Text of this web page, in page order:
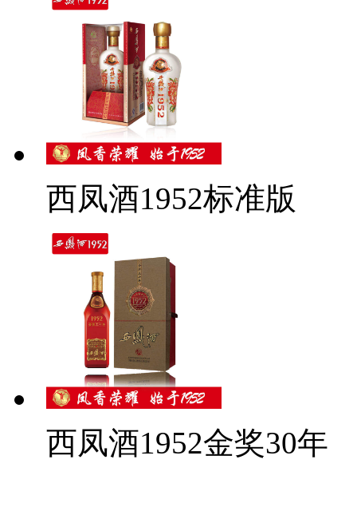
西凤酒1952标准版
西凤酒1952金奖30年